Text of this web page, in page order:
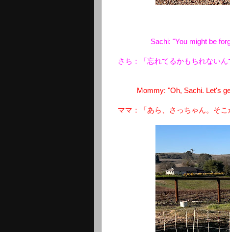
Sachi: "You might be
さち：「忘れてるかもちれない
Mommy: "Oh, Sachi. Let's
ママ：「あら、さっちゃん。そ